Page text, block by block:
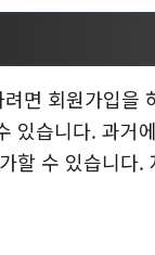
면 회원가입을
있습니다. 과거
할 수 있습니다.